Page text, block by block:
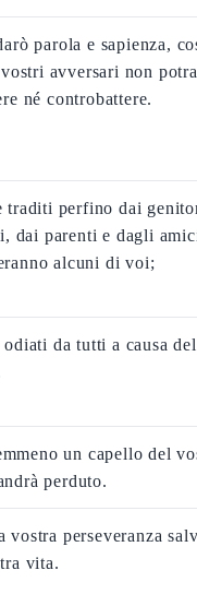
parola e sapienza,
avversari non
né controbattere.
traditi perfino dai
dai parenti e dagli
alcuni di voi;
odiati da tutti a causa
un capello del
perduto.
vostra perseveranza
vita.